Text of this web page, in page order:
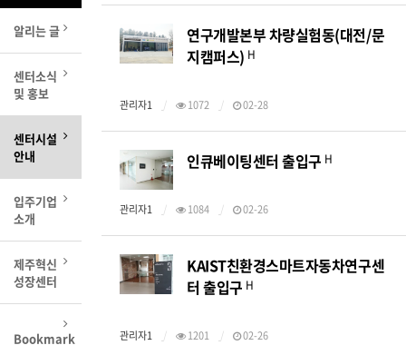
연구개발본부 차량실험동(대전/문
지캠퍼스) H
관리자1 1072 02-28
인큐베이팅센터 출입구 H
관리자1 1084 02-26
KAIST친환경스마트자동차연구센
터 출입구 H
관리자1 1201 02-26
알리는 글
센터소식
및 홍보
센터시설
안내
입주기업
소개
제주혁신
성장센터
Bookmark